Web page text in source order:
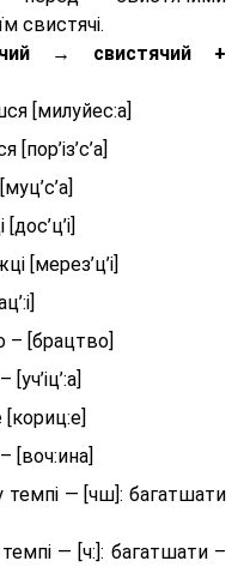
свистячі.
→ свистячий +
[милуйес:а]
[пор’із’с’а]
[мерез’ц’і]
– [брaцтво]
[уч’іц’:a]
[вoч:ина]
— [чш]: багатшати
— [ч:]: багатшати –